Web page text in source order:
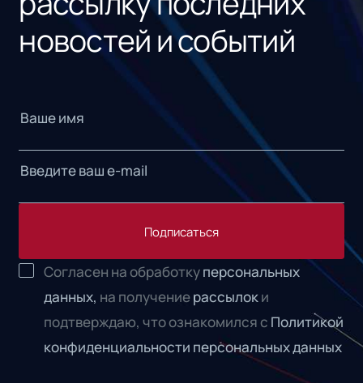
новостей и событий
Подписаться
Согласен на обработкуперсональных
данных, на получениерассылоки
подтверждаю, что ознакомился с Политикой
конфиденциальности персональных данных